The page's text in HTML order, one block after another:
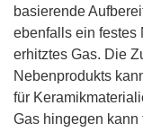
basierende
ebenfalls ein festes
erhitztes Gas. Die
Nebenprodukts
für
Gas hingegen kann